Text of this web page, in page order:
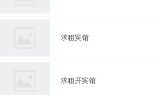
求租宾馆
求租开宾馆